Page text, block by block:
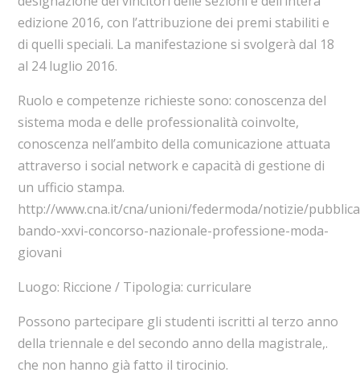
edizione 2016, con l’attribuzione dei premi stabiliti e
di quelli speciali. La manifestazione si svolgerà dal 18
al 24 luglio 2016.
Ruolo e competenze richieste sono: conoscenza del
sistema moda e delle professionalità coinvolte,
conoscenza nell’ambito della comunicazione attuata
attraverso i social network e capacità di gestione di
un ufficio stampa.
http://www.cna.it/cna/unioni/federmoda/notizie/
bando-xxvi-concorso-nazionale-professione-moda-
giovani
Luogo: Riccione / Tipologia: curriculare
Possono partecipare gli studenti iscritti al terzo anno
della triennale e del secondo anno della magistrale,.
che non hanno già fatto il tirocinio.